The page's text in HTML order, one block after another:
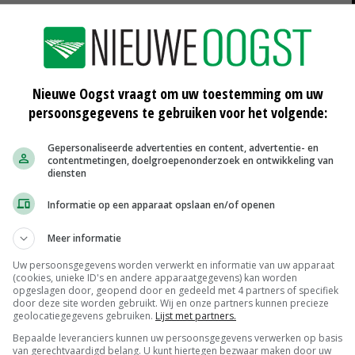
Boer hebben we nu een organisatie
is Thierry de Jager van de restaurants van
liever met mensen uit de buurt dan met
ook erg leuk.'
maar zonder resultaat. 'Altijd was de logistiek het
kunnen leveren. De Lelystadse Boer als
komen.'
is ontstaan door de uitbreidingsplannen van
bedrijven, in een straal van ongeveer 2,5 kilometer
Nieuwe Oogst vraagt om uw toestemming om uw
persoonsgegevens te gebruiken voor het volgende:
Gepersonaliseerde advertenties en content, advertentie- en
contentmetingen, doelgroepenonderzoek en ontwikkeling van
diensten
Informatie op een apparaat opslaan en/of openen
Meer informatie
Uw persoonsgegevens worden verwerkt en informatie van uw apparaat
(cookies, unieke ID's en andere apparaatgegevens) kan worden
opgeslagen door, geopend door en gedeeld met 4 partners of specifiek
door deze site worden gebruikt. Wij en onze partners kunnen precieze
geolocatiegegevens gebruiken. Lijst met partners.
Bepaalde leveranciers kunnen uw persoonsgegevens verwerken op basis
van gerechtvaardigd belang. U kunt hiertegen bezwaar maken door uw